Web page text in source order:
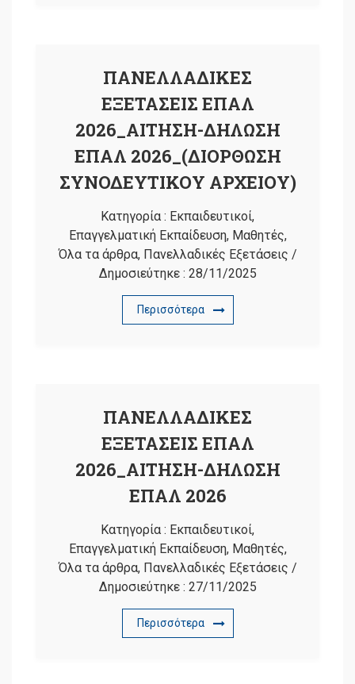
ΠΑΝΕΛΛΑΔΙΚΕΣ
ΕΞΕΤΑΣΕΙΣ ΕΠΑΛ
2026_ΑΙΤΗΣΗ-ΔΗΛΩΣΗ
ΕΠΑΛ 2026_(ΔΙΟΡΘΩΣΗ
ΣΥΝΟΔΕΥΤΙΚΟΥ ΑΡΧΕΙΟΥ)
Κατηγορία : Εκπαιδευτικοί,
Επαγγελματική Εκπαίδευση, Μαθητές,
Όλα τα άρθρα, Πανελλαδικές Εξετάσεις /
Δημοσιεύτηκε : 28/11/2025
Περισσότερα
ΠΑΝΕΛΛΑΔΙΚΕΣ
ΕΞΕΤΑΣΕΙΣ ΕΠΑΛ
2026_ΑΙΤΗΣΗ-ΔΗΛΩΣΗ
ΕΠΑΛ 2026
Κατηγορία : Εκπαιδευτικοί,
Επαγγελματική Εκπαίδευση, Μαθητές,
Όλα τα άρθρα, Πανελλαδικές Εξετάσεις /
Δημοσιεύτηκε : 27/11/2025
Περισσότερα